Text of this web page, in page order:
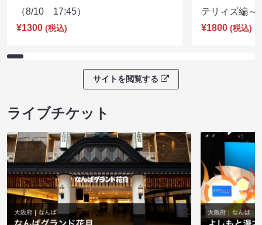
（8/10 17:45）
¥1300 (税込)
テリィズ編
¥1800 (税込)
サイトを閲覧する
ライブチケット